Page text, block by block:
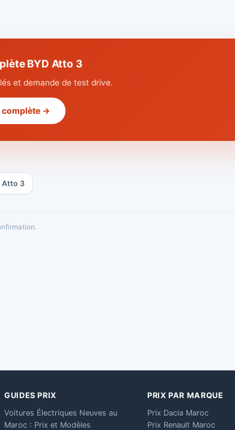
BYD Atto 3
et demande de test drive.
complète →
Atto 3
GUIDES PRIX
Voitures Électriques Neuves au
Maroc : Prix et Modèles
PRIX PAR MARQUE
Prix Dacia Maroc
Prix Renault Maroc